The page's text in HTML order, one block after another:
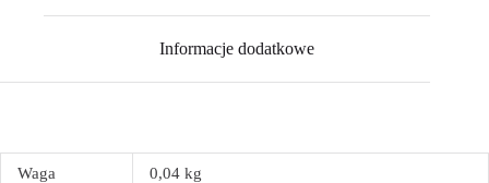
Informacje dodatkowe
Waga 0,04 kg